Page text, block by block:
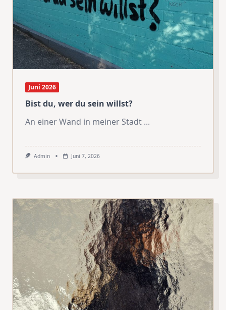
Juni 2026
Bist du, wer du sein willst?
An einer Wand in meiner Stadt ...
Admin Juni 7, 2026